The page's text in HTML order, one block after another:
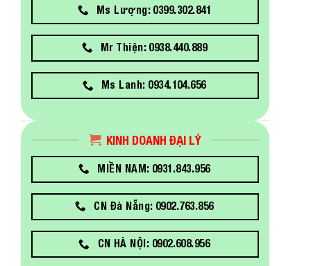
Ms Lượng: 0399.302.841
Mr Thiện: 0938.440.889
Ms Lanh: 0934.104.656
KINH DOANH ĐẠI LÝ
MIỀN NAM: 0931.843.956
CN Đà Nẵng: 0902.763.856
CN HÀ NỘI: 0902.608.956